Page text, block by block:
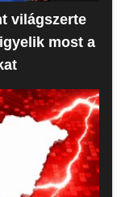
világszerte
most a